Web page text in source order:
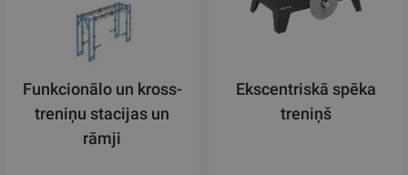
Funkcionālo un kross-
treniņu stacijas un
rāmji
Ekscentriskā spēka
treniņš